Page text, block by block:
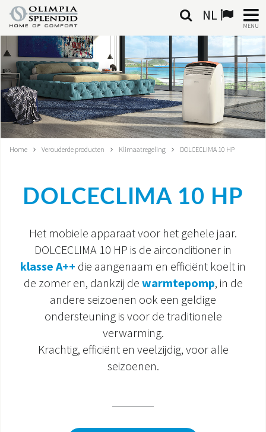
NL
MENU
NEDERLANDSE
HOME
KLIMAATREGELING
VERWARMING
GEÏNTEGREERDE SYSTEMEN
WERELD OS
DOCUMENTATIE PRODUCTEN
Home Verouderde producten Klimaatregeling DOLCECLIMA 10 HP
DOLCECLIMA 10 HP
Het mobiele apparaat voor het gehele jaar.
DOLCECLIMA 10 HP is de airconditioner in
klasse A++ die aangenaam en efficiënt koelt in
de zomer en, dankzij de warmtepomp, in de
andere seizoenen ook een geldige
ondersteuning is voor de traditionele
verwarming.
Krachtig, efficiënt en veelzijdig, voor alle
seizoenen.